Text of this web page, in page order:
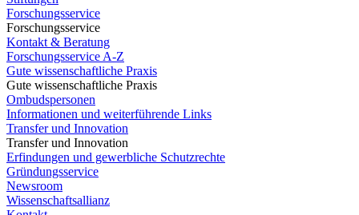
Forschungsservice
Forschungsservice
Kontakt & Beratung
Forschungsservice A-Z
Gute wissenschaftliche Praxis
Gute wissenschaftliche Praxis
Ombudspersonen
Informationen und weiterführende Links
Transfer und Innovation
Transfer und Innovation
Erfindungen und gewerbliche Schutzrechte
Gründungsservice
Newsroom
Wissenschaftsallianz